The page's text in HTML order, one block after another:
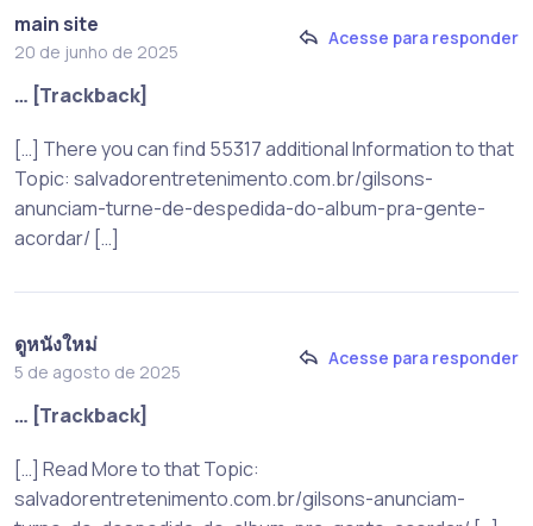
main site
20 de junho de 2025
Acesse para responder
… [Trackback]
[…] There you can find 55317 additional Information to that
Topic: salvadorentretenimento.com.br/gilsons-
anunciam-turne-de-despedida-do-album-pra-gente-
acordar/ […]
ดูหนังใหม่
5 de agosto de 2025
Acesse para responder
… [Trackback]
[…] Read More to that Topic:
salvadorentretenimento.com.br/gilsons-anunciam-